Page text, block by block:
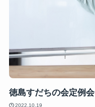
徳島すだちの会定例会
2022.10.19